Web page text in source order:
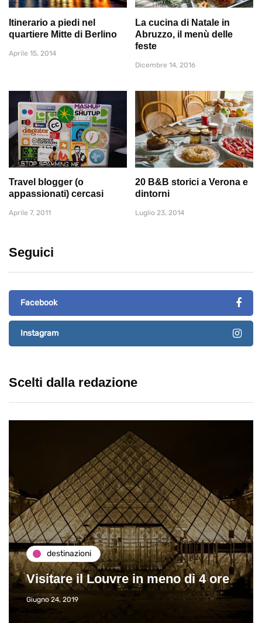
Itinerario a piedi nel
quartiere Mitte di Berlino
Aprile 15, 2014
La cucina di Natale in
Abruzzo, il menù delle
feste
Dicembre 14, 2016
Travel blogger (o
appassionati) cercasi
Aprile 7, 2011
20 B&B storici a Verona e
dintorni
Luglio 23, 2014
Seguici
Facebook
Instagram
Scelti dalla redazione
destinazioni
Visitare il Louvre in meno di 4 ore
Giugno 24, 2019